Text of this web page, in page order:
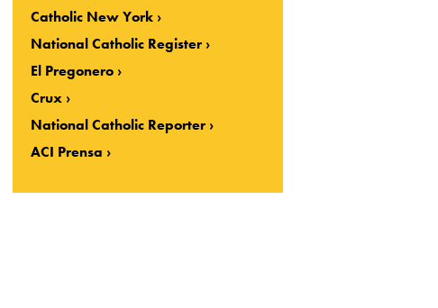
Catholic New York
National Catholic Register
El Pregonero
Crux
National Catholic Reporter
ACI Prensa